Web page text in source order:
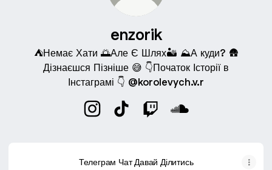
enzorik
⛺️Немає Хати 🌅Але Є Шлях🏜️ ⛰️А куди? 🛖
Дізнаєшся Пізніше 😅 👇Початок Історії в
Інстаграмі 👇 @korolevych.v.r
Телеграм Чат Давай Ділитись